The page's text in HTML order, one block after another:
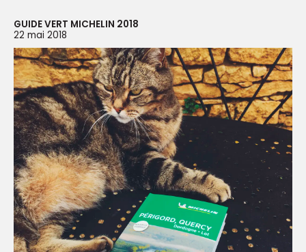
GUIDE VERT MICHELIN 2018
22 mai 2018